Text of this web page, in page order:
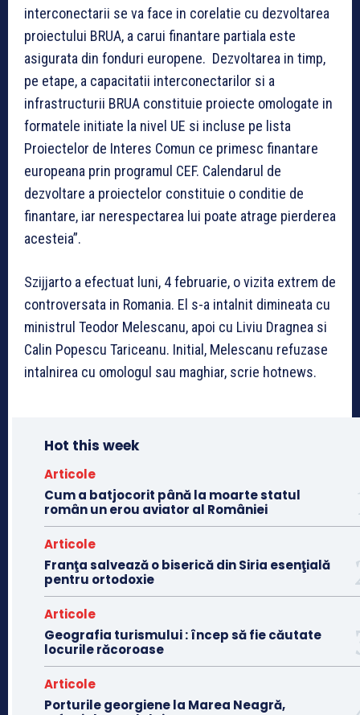
interconectarii se va face in corelatie cu dezvoltarea
proiectului BRUA, a carui finantare partiala este
asigurata din fonduri europene. Dezvoltarea in timp,
pe etape, a capacitatii interconectarilor si a
infrastructurii BRUA constituie proiecte omologate in
formatele initiate la nivel UE si incluse pe lista
Proiectelor de Interes Comun ce primesc finantare
europeana prin programul CEF. Calendarul de
dezvoltare a proiectelor constituie o conditie de
finantare, iar nerespectarea lui poate atrage pierderea
acesteia”.
Szijjarto a efectuat luni, 4 februarie, o vizita extrem de
controversata in Romania. El s-a intalnit dimineata cu
ministrul Teodor Melescanu, apoi cu Liviu Dragnea si
Calin Popescu Tariceanu. Initial, Melescanu refuzase
intalnirea cu omologul sau maghiar, scrie hotnews.
Hot this week
Articole
Cum a batjocorit până la moarte statul
român un erou aviator al României
Articole
Franţa salvează o biserică din Siria esenţială
pentru ortodoxie
Articole
Geografia turismului : încep să fie căutate
locurile răcoroase
Articole
Porturile georgiene la Marea Neagră,